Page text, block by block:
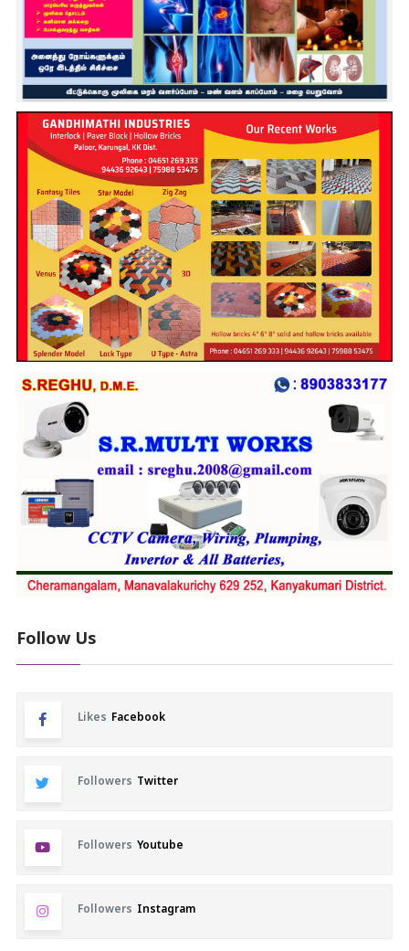
Follow Us
Likes Facebook
Followers Twitter
Followers Youtube
Followers Instagram